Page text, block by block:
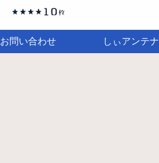
お問い合わせ しぃアンテナ